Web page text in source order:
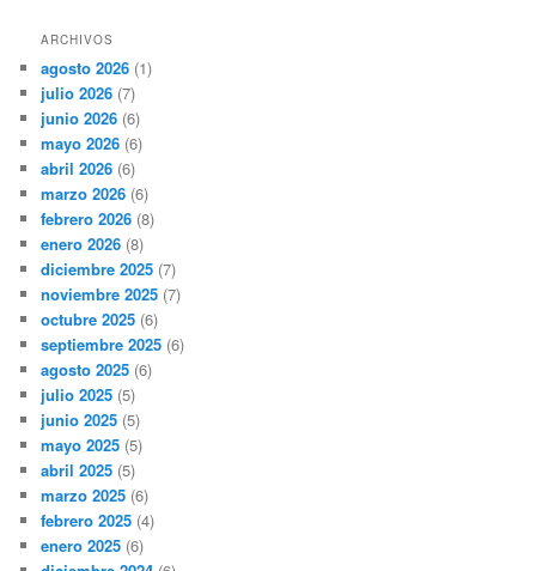
ARCHIVOS
agosto 2026 (1)
julio 2026 (7)
junio 2026 (6)
mayo 2026 (6)
abril 2026 (6)
marzo 2026 (6)
febrero 2026 (8)
enero 2026 (8)
diciembre 2025 (7)
noviembre 2025 (7)
octubre 2025 (6)
septiembre 2025 (6)
agosto 2025 (6)
julio 2025 (5)
junio 2025 (5)
mayo 2025 (5)
abril 2025 (5)
marzo 2025 (6)
febrero 2025 (4)
enero 2025 (6)